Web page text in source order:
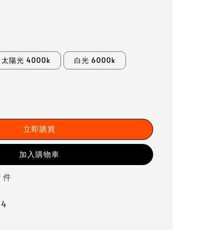
太陽光 4000k 白光 6000k
立即購買
加入購物車
件